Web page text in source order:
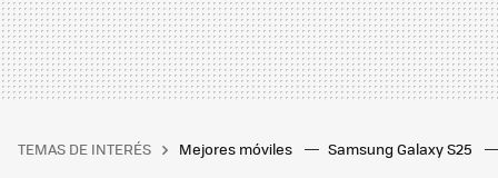
TEMAS DE INTERÉS Mejores móviles Samsung Galaxy S25